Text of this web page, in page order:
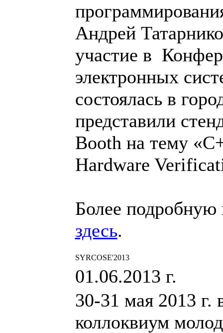
Андрей
участие в
электронных
состоялась в
представили
Booth на тему
Hardware
Более
здесь.
SYRCOSE'2013
01.06.2013 г.
30-31 мая 2013 г.
коллоквиум